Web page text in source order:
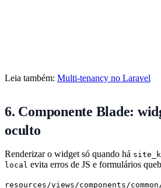
Leia também: Multi-tenancy no Laravel
6. Componente Blade:
oculto
Renderizar o widget só quando há
local evita erros de JS e formulários
resources/views/components/